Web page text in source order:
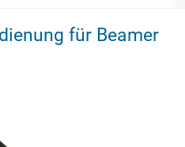
für Beamer